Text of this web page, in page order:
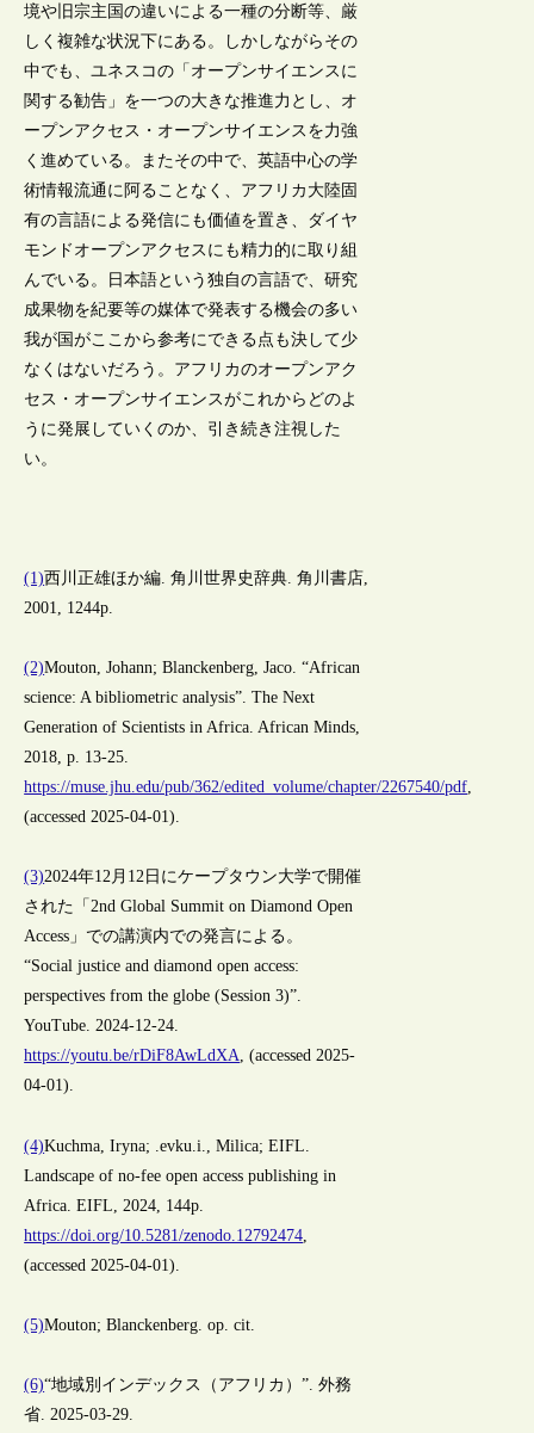
境や旧宗主国の違いによる一種の分断等、厳
しく複雑な状況下にある。しかしながらその
中でも、ユネスコの「オープンサイエンスに
関する勧告」を一つの大きな推進力とし、オ
ープンアクセス・オープンサイエンスを力強
く進めている。またその中で、英語中心の学
術情報流通に阿ることなく、アフリカ大陸固
有の言語による発信にも価値を置き、ダイヤ
モンドオープンアクセスにも精力的に取り組
んでいる。日本語という独自の言語で、研究
成果物を紀要等の媒体で発表する機会の多い
我が国がここから参考にできる点も決して少
なくはないだろう。アフリカのオープンアク
セス・オープンサイエンスがこれからどのよ
うに発展していくのか、引き続き注視した
い。
(1)西川正雄ほか編. 角川世界史辞典. 角川書店,
2001, 1244p.
(2)Mouton, Johann; Blanckenberg, Jaco. “African
science: A bibliometric analysis”. The Next
Generation of Scientists in Africa. African Minds,
2018, p. 13-25.
https://muse.jhu.edu/pub/362/edited_volume/chapter/2267540/pdf,
(accessed 2025-04-01).
(3)2024年12月12日にケープタウン大学で開催
された「2nd Global Summit on Diamond Open
Access」での講演内での発言による。
“Social justice and diamond open access:
perspectives from the globe (Session 3)”.
YouTube. 2024-12-24.
https://youtu.be/rDiF8AwLdXA, (accessed 2025-
04-01).
(4)Kuchma, Iryna; .evku.i., Milica; EIFL.
Landscape of no-fee open access publishing in
Africa. EIFL, 2024, 144p.
https://doi.org/10.5281/zenodo.12792474
(accessed 2025-04-01).
(5)Mouton; Blanckenberg. op. cit.
(6)“地域別インデックス（アフリカ）”. 外務
省. 2025-03-29.